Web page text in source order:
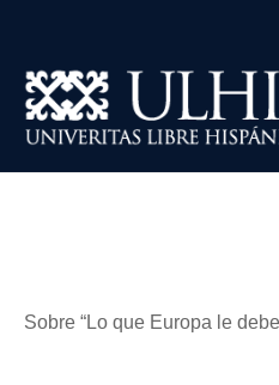
Sobre “Lo que Europa le